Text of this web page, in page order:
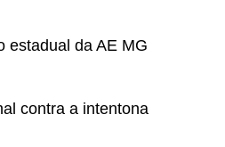
estadual da AE MG
contra a intentona